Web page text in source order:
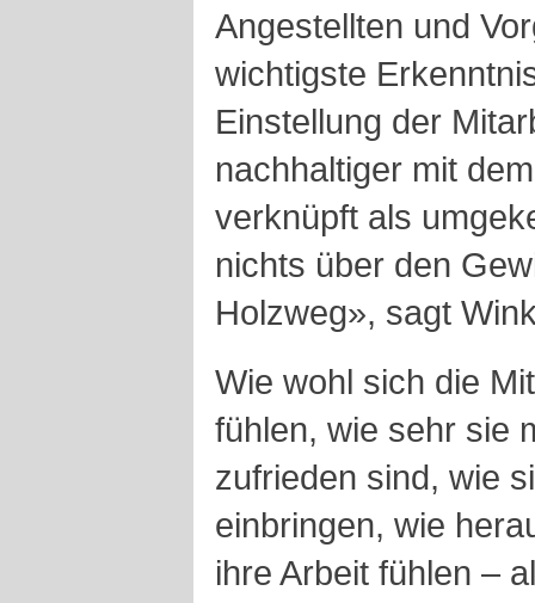
Angestellten und
wichtigste
Einstellung der
nachhaltiger mit
verknüpft als
nichts über den
Holzweg», sagt
Wie wohl sich die
fühlen, wie sehr sie
zufrieden sind, wie
einbringen, wie
ihre Arbeit fühlen –